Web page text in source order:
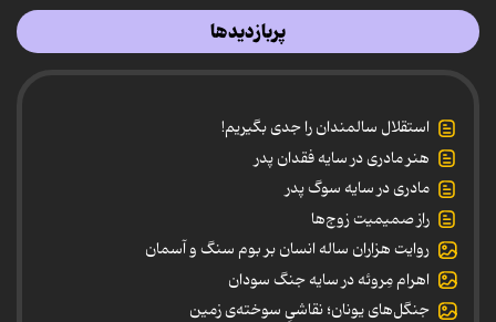
پربازدیدها
استقلال سالمندان را جدی بگیریم!
هنر مادری در سایه‌ فقدان پدر
مادری در سایه سوگ پدر
راز صمیمیت زوج‌ها
روایت هزاران ساله انسان بر بوم سنگ و آسمان
اهرام مِروئه در سایه جنگ سودان
جنگل‌های یونان؛ نقاشیِ سوخته‌ی زمین